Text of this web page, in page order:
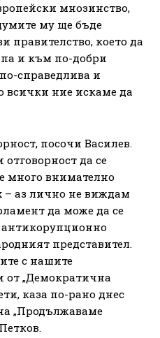
мнозинство,
му ще бъде
правителство, което да
и към по-добри
справедлива и
всички ние искаме да
посочи Василев.
да се
много внимателно
– аз лично не виждам
да може да се
представител.
с нашите
от „Демократична
каза по-рано днес
„Продължаваме